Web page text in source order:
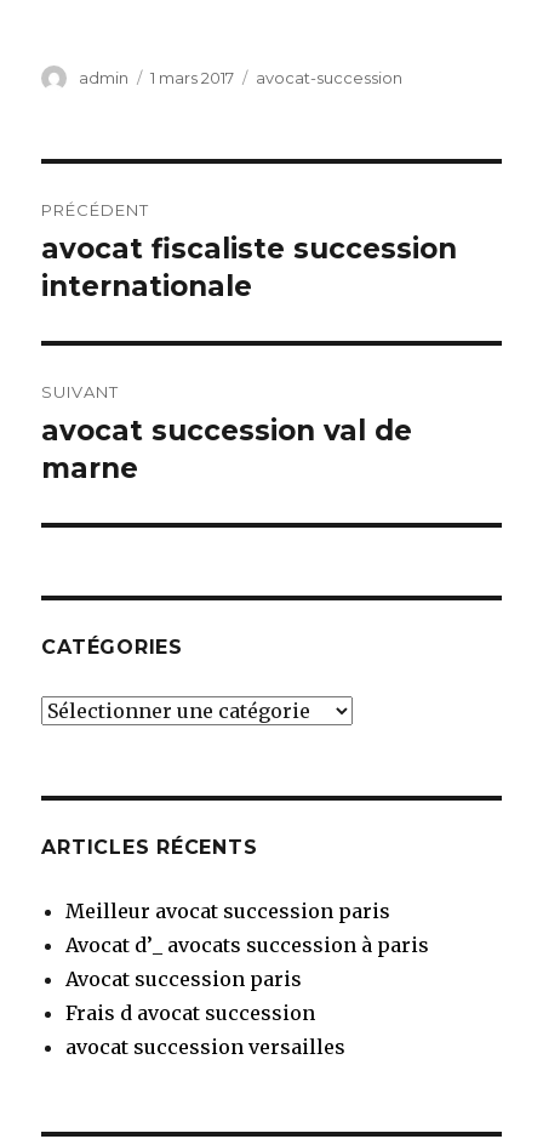
Auteur
admin
Publié
1 mars 2017 Catégories
avocat-succession
de
l’article
PRÉCÉDENT
Article
précédent :
avocat fiscaliste succession
internationale
SUIVANT
Article
suivant :
avocat succession val de
marne
CATÉGORIES
Catégories
ARTICLES RÉCENTS
Meilleur avocat succession paris
Avocat d’_ avocats succession à paris
Avocat succession paris
Frais d avocat succession
avocat succession versailles